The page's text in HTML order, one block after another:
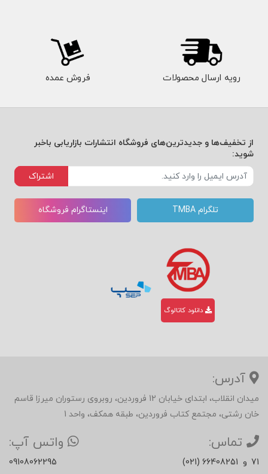
رویه ارسال محصولات فروش عمده
از تخفیف‌ها و جدیدترین‌های فروشگاه انتشارات بازاریابی باخبر
شوید:
اشتراک
تلگرام TMBA اینستاگرام فروشگاه
دانلود کاتالوگ
آدرس:
میدان انقلاب، ابتدای خیابان 12 فروردین، روبروی رستوران میرزا قاسم
خان رشتی، مجتمع کتاب فروردین، طبقه همکف، واحد 1
تماس:
(021) 66408251 و 71
واتس آپ:
09108062295